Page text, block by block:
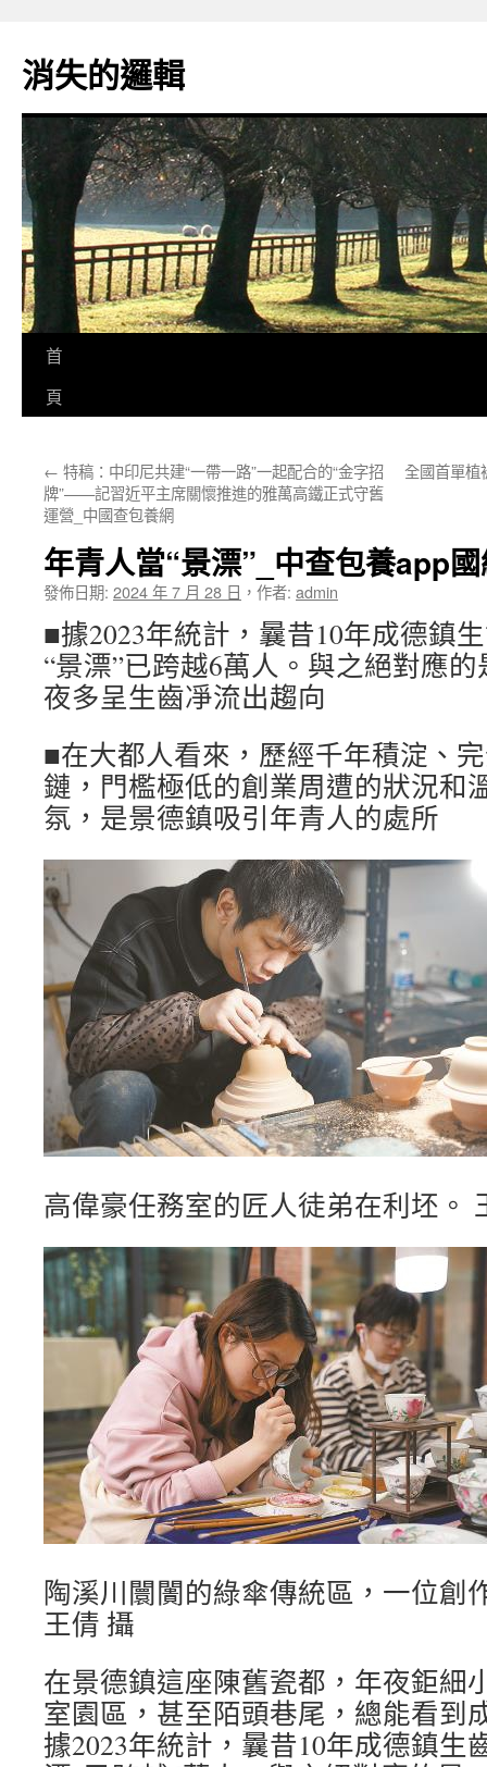
主
要
消失的邏輯
首
頁
← 特稿：中印尼共建“一帶一路”一起配合的“金字招
牌”——記習近平主席關懷推進的雅萬高鐵正式守舊
運營_中國查包養網
全國首單植
年青人當“景漂”_中查包養app
發佈日期: 2024 年 7 月 28 日 ， 作者: admin
■據2023年統計，曩昔10年成德鎮
“景漂”已跨越6萬人。與之絕對應
夜多呈生齒凈流出趨向
■在大都人看來，歷經千年積淀、
鏈，門檻極低的創業周遭的狀況和
氛，是景德鎮吸引年青人的處所
高偉豪任務室的匠人徒弟在利坯。
陶溪川闤闠的綠傘傳統區，一位創
王倩 攝
在景德鎮這座陳舊瓷都，年夜鉅細
室園區，甚至陌頭巷尾，總能看到
據2023年統計，曩昔10年成德鎮生